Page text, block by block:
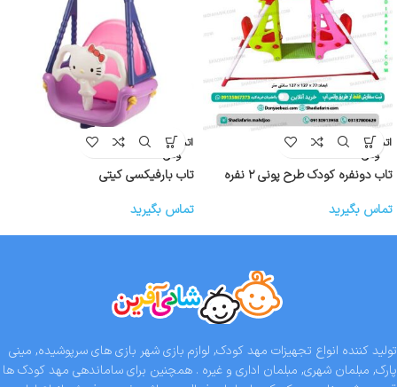
اتمام موج
ودی
تاب دونفره کودک طرح پونی ۲ نفره
تماس بگیرید
اتمام موج
ودی
تاب بارفیکسی کیتی
تماس بگیرید
تولید کننده انواع تجهیزات مهد کودک, لوازم بازی شهر بازی های سرپوشیده, مینی
پارک, مبلمان شهری, مبلمان اداری و غیره . همچنین برای ساماندهی مهد کودک ها